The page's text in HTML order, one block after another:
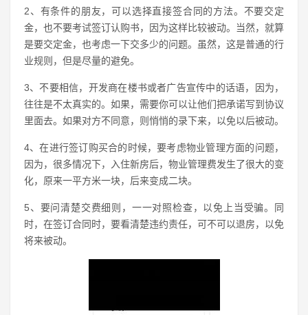
2、有条件的朋友，可以选择直接签合同的方法。不要交定
金，也不要考试签订认购书，因为这样比较被动。当然，就算
是要交定金，也考虑一下交多少的问题。虽然，这是普通的行
业规则，但是尽量的避免。
3、不要相信，开发商在楼书或者广告宣传中的话语，因为，
往往是不太真实的。如果，需要你可以让他们把承诺写到协议
里面去。如果对方不同意，则悄悄的录下来，以免以后被动。
4、在进行签订购买合的时候，要考虑物业管理方面的问题，
因为，很多情况下，入住新房后，物业管理费发生了很大的变
化，原来一平方米一块，后来变成二块。
5、要问清楚交费细则，一一对照检查，以免上当受骗。同
时，在签订合同时，要看清楚违约责任，可不可以退房，以免
将来被动。